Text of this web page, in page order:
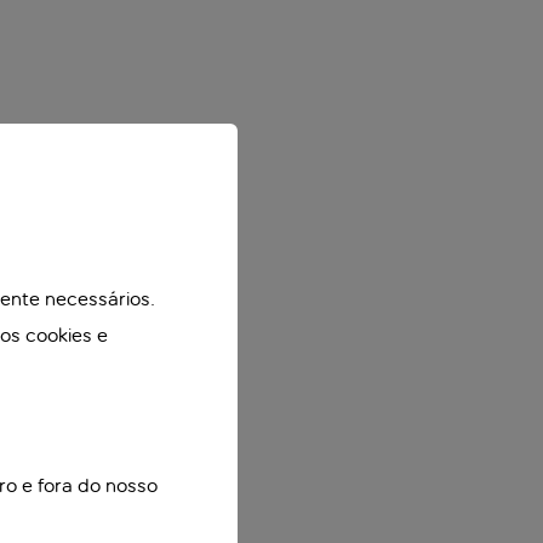
necessários.
cookies e
e fora do nosso